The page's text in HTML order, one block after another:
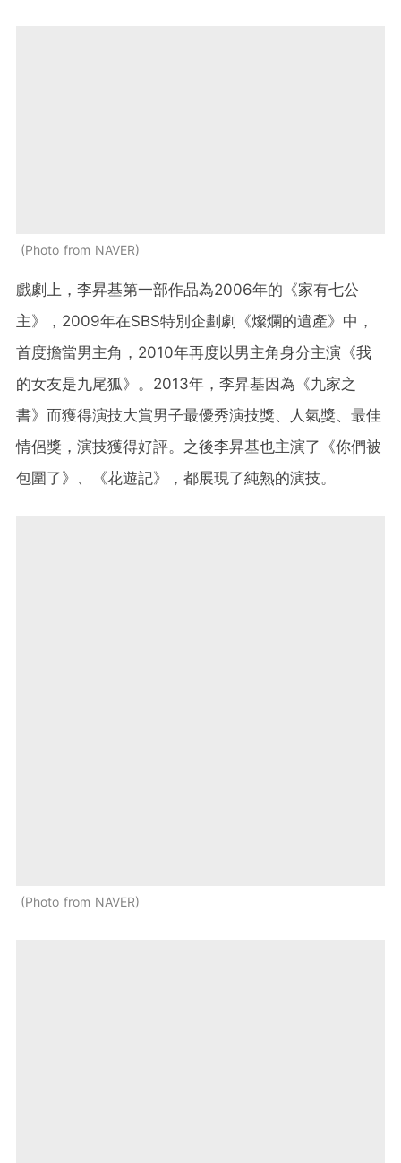
Photo from NAVER
戲劇上，李昇基第一部作品為2006年的《家有七公
主》，2009年在SBS特別企劃劇《燦爛的遺產》中，
首度擔當男主角，2010年再度以男主角身分主演《我
的女友是九尾狐》。2013年，李昇基因為《九家之
書》而獲得演技大賞男子最優秀演技獎、人氣獎、最佳
情侶獎，演技獲得好評。之後李昇基也主演了《你們被
包圍了》、《花遊記》，都展現了純熟的演技。
Photo from NAVER